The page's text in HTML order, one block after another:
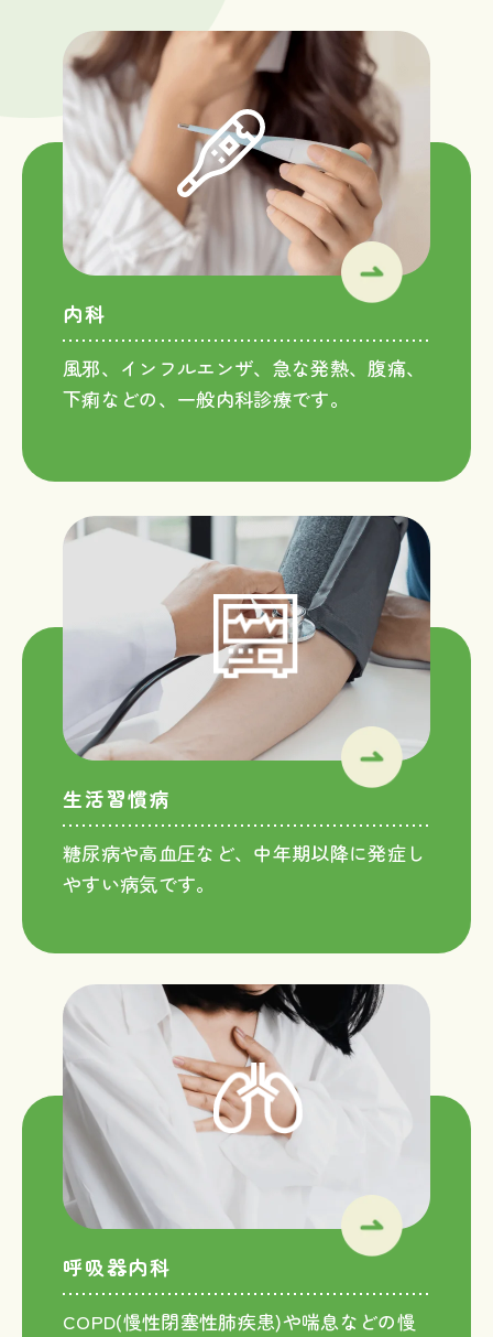
内科
風邪、インフルエンザ、急な発熱、腹痛、
下痢などの、一般内科診療です。
生活習慣病
糖尿病や高血圧など、中年期以降に発症し
やすい病気です。
呼吸器内科
COPD(慢性閉塞性肺疾患)や喘息などの慢